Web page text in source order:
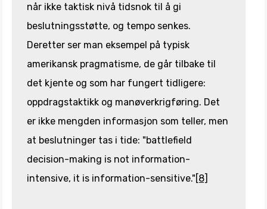
når ikke taktisk nivå tidsnok til å gi
beslutningsstøtte, og tempo senkes.
Deretter ser man eksempel på typisk
amerikansk pragmatisme, de går tilbake til
det kjente og som har fungert tidligere:
oppdragstaktikk og manøverkrigføring. Det
er ikke mengden informasjon som teller, men
at beslutninger tas i tide: "battlefield
decision-making is not information-
intensive, it is information-sensitive." [8]